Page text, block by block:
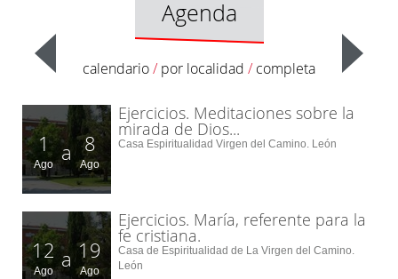
Agenda
calendario/ por localidad / completa
1
Ago a 8
Ago
Ejercicios. Meditaciones sobre la
mirada de Dios...
Casa Espiritualidad Virgen del Camino. León
12
Ago a 19
Ago
Ejercicios. María, referente para la
fe cristiana.
Casa de Espiritualidad de La Virgen del Camino.
León